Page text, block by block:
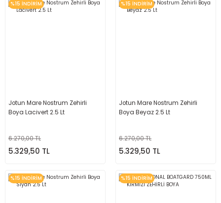
%15 İNDİRİM
Jotun Mare Nostrum Zehirli
Boya Lacivert 2.5 Lt
6.270,00 TL
5.329,50 TL
%15 İNDİRİM
Jotun Mare Nostrum Zehirli
Boya Beyaz 2.5 Lt
6.270,00 TL
5.329,50 TL
%15 İNDİRİM %15 İNDİRİM